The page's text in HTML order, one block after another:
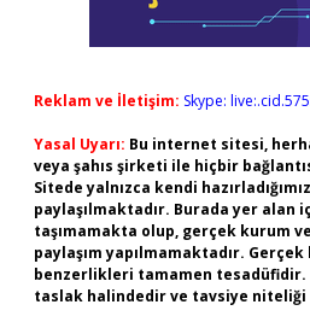
Reklam ve İletişim: Skype:
Yasal Uyarı: Bu internet sitesi,
veya şahıs şirketi ile hiçbir
Sitede yalnızca kendi
paylaşılmaktadır. Burada yer
taşımamakta olup, gerçek kurum
paylaşım yapılmamaktadır.
benzerlikleri tamamen
taslak halindedir ve tavsiye niteliği